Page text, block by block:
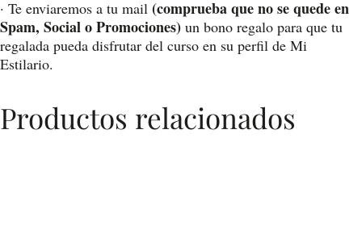
· Te enviaremos a tu mail (comprueba que no se quede en
Spam, Social o Promociones) un bono regalo para que tu
regalada pueda disfrutar del curso en su perfil de Mi
Estilario.
Productos relacionados